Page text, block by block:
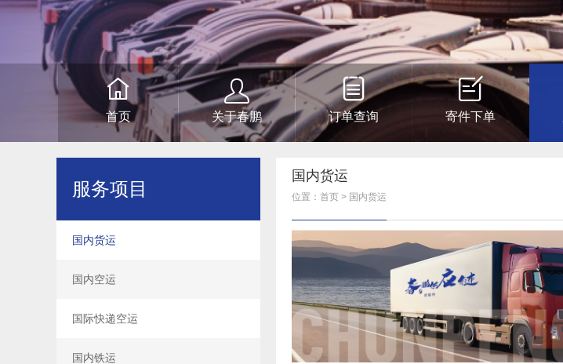
首页 关于春鹏 订单查询 寄件下单
服务项目
国内货运
国内空运
国际快递空运
国内铁运
国内货运
位置： 首页 > 国内货运